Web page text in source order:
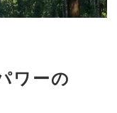
ワーの